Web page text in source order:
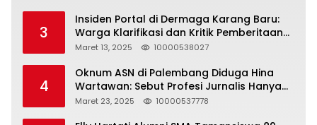
3
Insiden Portal di Dermaga Karang Baru:
Warga Klarifikasi dan Kritik Pemberitaan
yang Tidak Akurat
Maret 13, 2025 10000538027
4
Oknum ASN di Palembang Diduga Hina
Wartawan: Sebut Profesi Jurnalis Hanya
Seharga 2 Liter Bensin, Berujung Dugaan
Maret 23, 2025 10000537778